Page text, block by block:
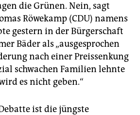
die Grünen. Nein, sagt
Röwekamp (CDU) namens
gestern in der Bürgerschaft
Bäder als „ausgesprochen
nach einer Preissenkung
schwachen Familien lehnte
es nicht geben.“
ist die jüngste